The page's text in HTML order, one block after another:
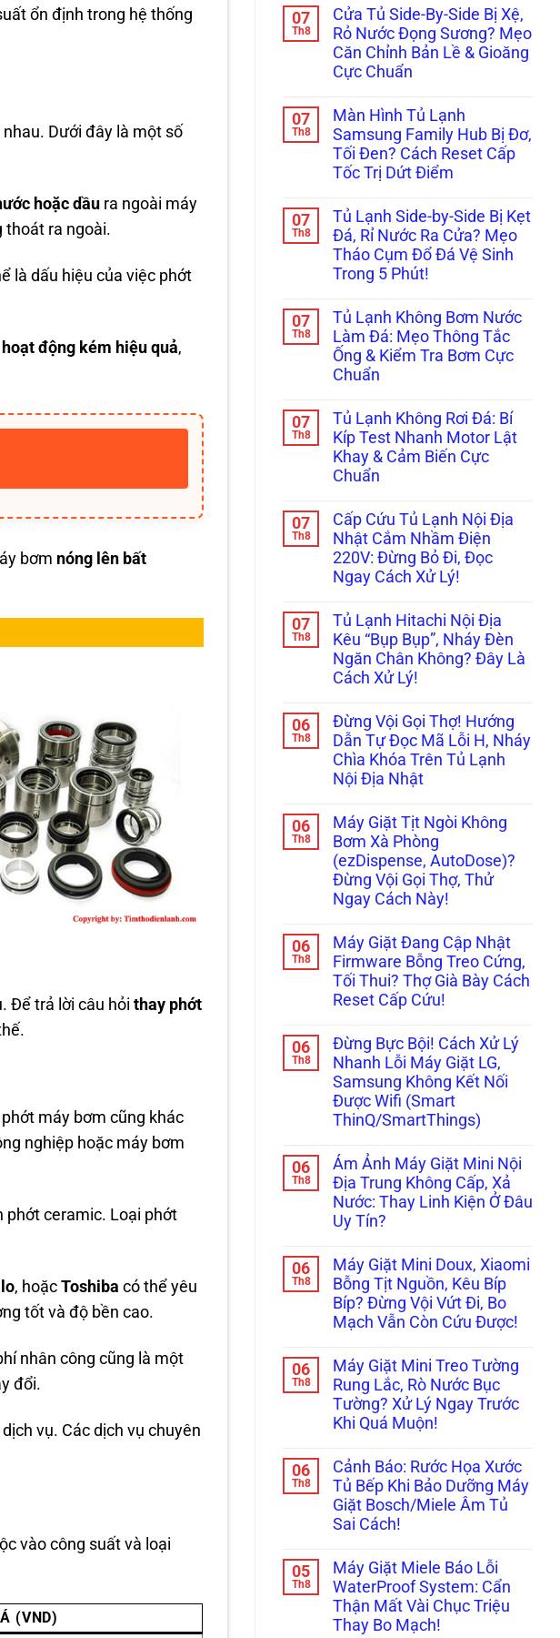
ổn định trong hệ thống
Dưới đây là một số
hoặc dầu ra ngoài máy
thoát ra ngoài.
là dấu hiệu của việc phớt
động kém hiệu quả,
bơm nóng lên bất
Để trả lời câu hỏithay phớt
máy bơm cũng khác
nghiệp hoặc máy bơm
phớt ceramic. Loại phớt
, hoặcToshiba có thể yêu
tốt và độ bền cao.
nhân công cũng là một
đổi.
vụ. Các dịch vụ chuyên
vào công suất và loại
(VND)
bình
luận
ở
Tủ
Lạnh
Multidoor
Cánh
Kêu
Réo
To
Ngăn
Đông
Bắt
Bệnh
Kẹt
Quạt
Dàn
Lạnh
Inverter
Chuẩn
07
Th8
Cửa Tủ Side-By-Side Bị Xệ,
Rỏ Nước Đọng Sương? Mẹo
Căn Chỉnh Bản Lề & Gioăng
Cực Chuẩn
bình
luận
ở
Cửa
Tủ
Side-
Side
Xệ,
Rỏ
Nước
Đọng
Sương?
Căn
Chỉnh
Bản
Lề
&
Gioăng
Cực
07
Th8
Màn Hình Tủ Lạnh
Samsung Family Hub Bị Đơ,
Tối Đen? Cách Reset Cấp
Tốc Trị Dứt Điểm
bình
luận
ở
Màn
Hình
Tủ
Samsung
Family
Hub
Bị
Đơ,
Tối
Đen?
Reset
Cấp
Tốc
Trị
Dứt
Điểm
07
Th8
Tủ Lạnh Side-by-Side Bị Kẹt
Đá, Rỉ Nước Ra Cửa? Mẹo
Tháo Cụm Đổ Đá Vệ Sinh
Trong 5 Phút!
bình
luận
ở
Tủ
Lạnh
Side-
Side
Kẹt
Đá,
Rỉ
Nước
Ra
Mẹo
Tháo
Cụm
Đổ
Đá
Vệ
Sinh
5
Phút!
07
Th8
Tủ Lạnh Không Bơm Nước
Làm Đá: Mẹo Thông Tắc
Ống & Kiểm Tra Bơm Cực
Chuẩn
bình
luận
ở
Tủ
Lạnh
Không
Nước
Làm
Đá:
Mẹo
Thông
Tắc
Ống
Kiểm
Tra
Bơm
Cực
Chuẩn
07
Th8
Tủ Lạnh Không Rơi Đá: Bí
Kíp Test Nhanh Motor Lật
Khay & Cảm Biến Cực
Chuẩn
bình
luận
ở
Tủ
Lạnh
Không
Đá:
Kíp
Test
Nhanh
Motor
Lật
Cảm
Biến
Cực
Chuẩn
07
Th8
Cấp Cứu Tủ Lạnh Nội Địa
Nhật Cắm Nhầm Điện
220V: Đừng Bỏ Đi, Đọc
Ngay Cách Xử Lý!
bình
luận
ở
Cấp
Cứu
Tủ
Nội
Địa
Nhật
Cắm
Nhầm
Điện
220V:
Đi,
Đọc
Ngay
Cách
Xử
Lý!
07
Th8
Tủ Lạnh Hitachi Nội Địa
Kêu “Bụp Bụp”, Nháy Đèn
Ngăn Chân Không? Đây Là
Cách Xử Lý!
bình
luận
ở
Tủ
Lạnh
Hitachi
Kêu
“Bụp
Bụp”,
Nháy
Đèn
Ngăn
Chân
Là
Cách
Xử
Lý!
06
Th8
Đừng Vội Gọi Thợ! Hướng
Dẫn Tự Đọc Mã Lỗi H, Nháy
Chìa Khóa Trên Tủ Lạnh
Nội Địa Nhật
bình
luận
ở
Đừng
Vội
Gọi
Thợ!
Tự
Đọc
Mã
Lỗi
H,
Nháy
Trên
Tủ
Lạnh
Nội
Địa
Nhật
06
Th8
Máy Giặt Tịt Ngòi Không
Bơm Xà Phòng
(ezDispense, AutoDose)?
Đừng Vội Gọi Thợ, Thử
Ngay Cách Này!
bình
luận
ở
Máy
Giặt
Tịt
Không
Bơm
Xà
Phòng
(ezDispense,
AutoDose)?
Đừng
Vội
Thử
Ngay
Cách
Này!
06
Th8
Máy Giặt Đang Cập Nhật
Firmware Bỗng Treo Cứng,
Tối Thui? Thợ Già Bày Cách
Reset Cấp Cứu!
bình
luận
ở
Máy
Giặt
Đang
Cập
Bỗng
Treo
Cứng,
Tối
Thui?
Thợ
Cách
Reset
Cấp
Cứu!
06
Th8
Đừng Bực Bội! Cách Xử Lý
Nhanh Lỗi Máy Giặt LG,
Samsung Không Kết Nối
Được Wifi (Smart
ThinQ/SmartThings)
có
bình
luận
ở
Đừng
Bực
Bội!
Lý
Nhanh
Lỗi
Máy
Giặt
LG,
Không
Kết
Nối
Được
Wifi
(Smart
ThinQ/SmartThings)
06
Th8
Ám Ảnh Máy Giặt Mini Nội
Địa Trung Không Cấp, Xả
Nước: Thay Linh Kiện Ở Đâu
Uy Tín?
bình
luận
ở
Ám
Ảnh
Máy
Nội
Địa
Trung
Không
Cấp,
Xả
Thay
Linh
Kiện
Ở
Đâu
Uy
Tín?
06
Th8
Máy Giặt Mini Doux, Xiaomi
Bỗng Tịt Nguồn, Kêu Bíp
Bíp? Đừng Vội Vứt Đi, Bo
Mạch Vẫn Còn Cứu Được!
bình
luận
ở
Máy
Giặt
Mini
Xiaomi
Bỗng
Tịt
Nguồn,
Kêu
Bíp
Bíp?
Vứt
Đi,
Bo
Mạch
Vẫn
Còn
06
Th8
Máy Giặt Mini Treo Tường
Rung Lắc, Rò Nước Bục
Tường? Xử Lý Ngay Trước
Khi Quá Muộn!
bình
luận
ở
Máy
Giặt
Mini
Tường
Rung
Lắc,
Rò
Nước
Bục
Tường?
06
Th8
Cảnh Báo: Rước Họa Xước
Tủ Bếp Khi Bảo Dưỡng Máy
Giặt Bosch/Miele Âm Tủ
Sai Cách!
bình
luận
ở
Cảnh
Báo:
Rước
05
Th8
Máy Giặt Miele Báo Lỗi
WaterProof System: Cẩn
Thận Mất Vài Chục Triệu
Thay Bo Mạch!